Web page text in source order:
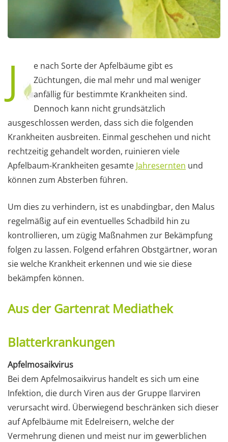
J
e nach Sorte der Apfelbäume gibt es
Züchtungen, die mal mehr und mal weniger
anfällig für bestimmte Krankheiten sind.
Dennoch kann nicht grundsätzlich
ausgeschlossen werden, dass sich die folgenden
Krankheiten ausbreiten. Einmal geschehen und nicht
rechtzeitig gehandelt worden, ruinieren viele
Apfelbaum-Krankheiten gesamte Jahresernten und
können zum Absterben führen.
Um dies zu verhindern, ist es unabdingbar, den Malus
regelmäßig auf ein eventuelles Schadbild hin zu
kontrollieren, um zügig Maßnahmen zur Bekämpfung
folgen zu lassen. Folgend erfahren Obstgärtner, woran
sie welche Krankheit erkennen und wie sie diese
bekämpfen können.
Aus der Gartenrat Mediathek
Blatterkrankungen
Apfelmosaikvirus
Bei dem Apfelmosaikvirus handelt es sich um eine
Infektion, die durch Viren aus der Gruppe Ilarviren
verursacht wird. Überwiegend beschränken sich dieser
auf Apfelbäume mit Edelreisern, welche der
Vermehrung dienen und meist nur im gewerblichen